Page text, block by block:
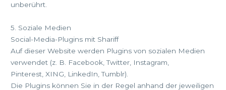
unberührt.
5. Soziale Medien
Social-Media-Plugins mit Shariff
Auf dieser Website werden Plugins von sozialen Medien
verwendet (z. B. Facebook, Twitter, Instagram,
Pinterest, XING, LinkedIn, Tumblr).
Die Plugins können Sie in der Regel anhand der jeweiligen